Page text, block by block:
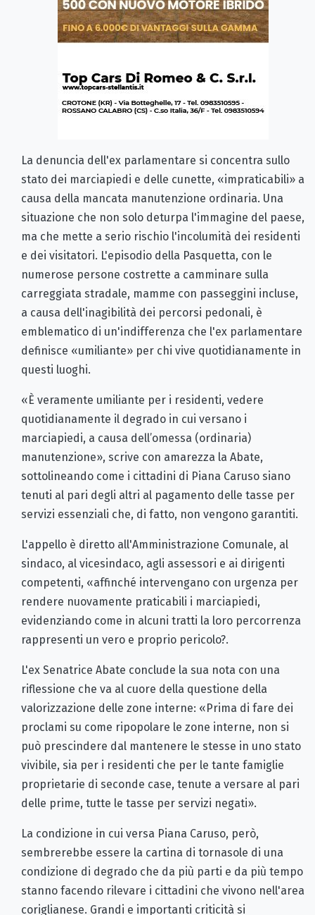
La denuncia dell'ex parlamentare si concentra sullo
stato dei marciapiedi e delle cunette, «impraticabili» a
causa della mancata manutenzione ordinaria. Una
situazione che non solo deturpa l'immagine del paese,
ma che mette a serio rischio l'incolumità dei residenti
e dei visitatori. L'episodio della Pasquetta, con le
numerose persone costrette a camminare sulla
carreggiata stradale, mamme con passeggini incluse,
a causa dell'inagibilità dei percorsi pedonali, è
emblematico di un'indifferenza che l'ex parlamentare
definisce «umiliante» per chi vive quotidianamente in
questi luoghi.
«È veramente umiliante per i residenti, vedere
quotidianamente il degrado in cui versano i
marciapiedi, a causa dell’omessa (ordinaria)
manutenzione», scrive con amarezza la Abate,
sottolineando come i cittadini di Piana Caruso siano
tenuti al pari degli altri al pagamento delle tasse per
servizi essenziali che, di fatto, non vengono garantiti.
L'appello è diretto all'Amministrazione Comunale, al
sindaco, al vicesindaco, agli assessori e ai dirigenti
competenti, «affinché intervengano con urgenza per
rendere nuovamente praticabili i marciapiedi,
evidenziando come in alcuni tratti la loro percorrenza
rappresenti un vero e proprio pericolo?.
L'ex Senatrice Abate conclude la sua nota con una
riflessione che va al cuore della questione della
valorizzazione delle zone interne: «Prima di fare dei
proclami su come ripopolare le zone interne, non si
può prescindere dal mantenere le stesse in uno stato
vivibile, sia per i residenti che per le tante famiglie
proprietarie di seconde case, tenute a versare al pari
delle prime, tutte le tasse per servizi negati».
La condizione in cui versa Piana Caruso, però,
sembrerebbe essere la cartina di tornasole di una
condizione di degrado che da più parti e da più tempo
stanno facendo rilevare i cittadini che vivono nell'area
coriglianese. Grandi e importanti criticità si